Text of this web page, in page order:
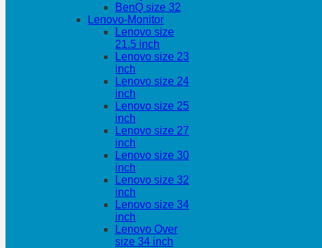
BenQ size 32
Lenovo-Monitor
Lenovo size
21.5 inch
Lenovo size 23
inch
Lenovo size 24
inch
Lenovo size 25
inch
Lenovo size 27
inch
Lenovo size 30
inch
Lenovo size 32
inch
Lenovo size 34
inch
Lenovo Over
size 34 inch